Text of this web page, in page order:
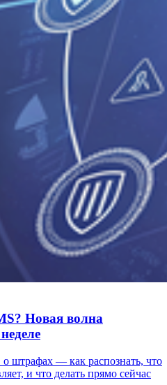
Новая волна
штрафах — как распознать, что
и что делать прямо сейчас